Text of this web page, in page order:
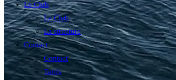
Le Club
Le Club
La structure
Contact
Contact
Tarifs